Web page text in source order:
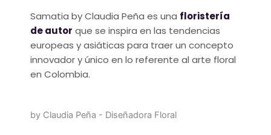
Samatia by Claudia Peña es una floristería
de autor que se inspira en las tendencias
europeas y asiáticas para traer un concepto
innovador y único en lo referente al arte floral
en Colombia.
by Claudia Peña - Diseñadora Floral